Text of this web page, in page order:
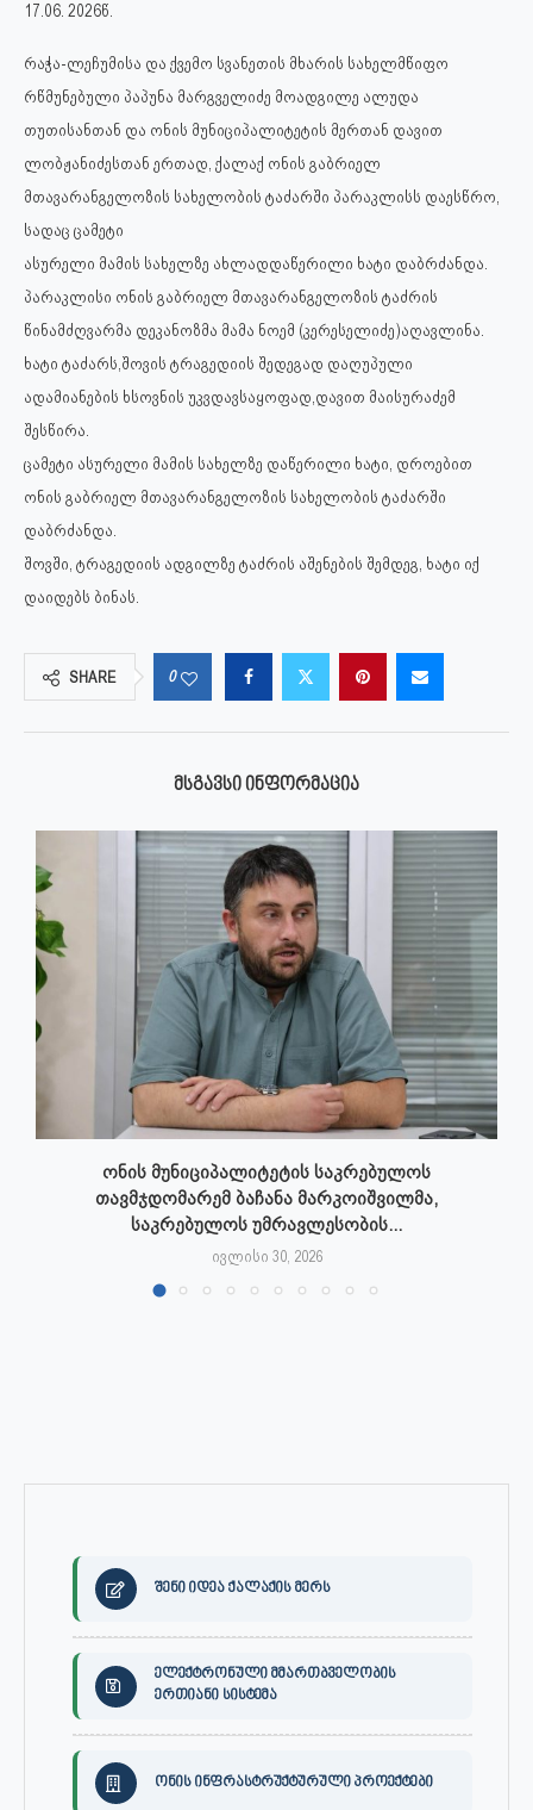
17.06. 2026წ.
რაჭა-ლეჩუმისა და ქვემო სვანეთის მხარის სახელმწიფო
რწმუნებული პაპუნა მარგველიძე მოადგილე ალუდა
თუთისანთან და ონის მუნიციპალიტეტის მერთან დავით
ლობჟანიძესთან ერთად, ქალაქ ონის გაბრიელ
მთავარანგელოზის სახელობის ტაძარში პარაკლისს დაესწრო,
სადაც ცამეტი
ასურელი მამის სახელზე ახლადდაწერილი ხატი დაბრძანდა.
პარაკლისი ონის გაბრიელ მთავარანგელოზის ტაძრის
წინამძღვარმა დეკანოზმა მამა ნოემ (კერესელიძე)აღავლინა.
ხატი ტაძარს,შოვის ტრაგედიის შედეგად დაღუპული
ადამიანების ხსოვნის უკვდავსაყოფად,დავით მაისურაძემ
შესწირა.
ცამეტი ასურელი მამის სახელზე დაწერილი ხატი, დროებით
ონის გაბრიელ მთავარანგელოზის სახელობის ტაძარში
დაბრძანდა.
შოვში, ტრაგედიის ადგილზე ტაძრის აშენების შემდეგ, ხატი იქ
დაიდებს ბინას.
SHARE 0
ᲛᲡᲒᲐᲕᲡᲘ ᲘᲜᲤᲝᲠᲛᲐᲪᲘᲐ
ონის მუნიციპალიტეტის საკრებულოს
თავმჯდომარემ ბაჩანა მარკოიშვილმა,
საკრებულოს უმრავლესობის...
ივლისი 30, 2026
შენი იდეა ქალაქის მერს
ელექტრონული მმართბველობის
ერთიანი სისტემა
ონის ინფრასტრუქტურული პროექტები